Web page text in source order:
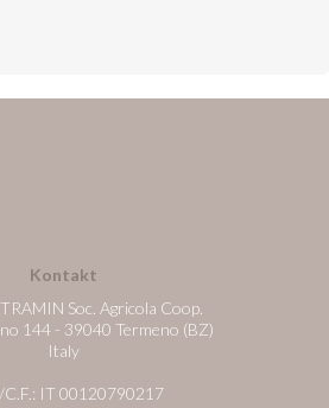
Kontakt
Soc. Agricola Coop.
144 - 39040 Termeno (BZ)
Italy
C.F.: IT 00120790217